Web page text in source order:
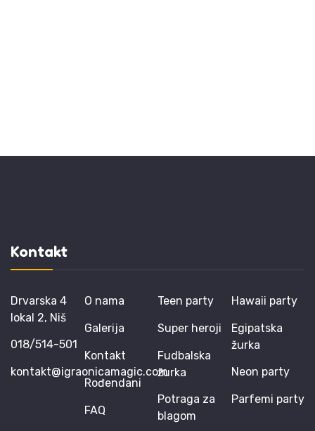
Kontakt
Drvarska 4
lokal 2, Niš
018/514-501
kontakt@igraonicamagic.com
O nama
Galerija
Kontakt
Rođendani
FAQ
Teen party
Super heroji
Fudbalska
žurka
Potraga za
blagom
Hawaii party
Egipatska
žurka
Neon party
Parfemi party